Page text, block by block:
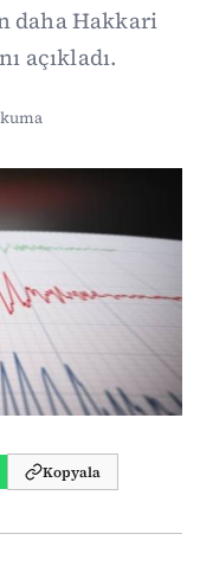
daha Hakkari
açıkladı.
Kopyala